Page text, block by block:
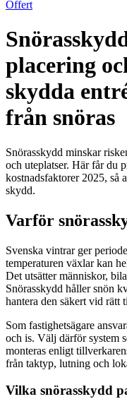
Offert
placering
skydda
från snöras
Snörasskydd minskar
och uteplatser. Här får du
kostnadsfaktorer 2025, så
skydd.
Varför
Svenska vintrar ger
temperaturen växlar kan
Det utsätter människor,
Snörasskydd håller snön
hantera den säkert vid rätt
Som fastighetsägare
och is. Välj därför system
monteras enligt
från taktyp, lutning och
Vilka snörasskydd